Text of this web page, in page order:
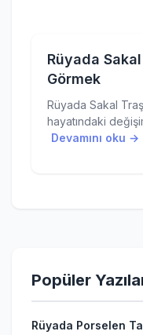
Rüyada
Görmek
Rüyada Sakal
hayatındaki
Devamını oku →
Popüler
Rüyada Porselen